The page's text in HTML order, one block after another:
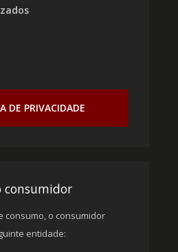
DE PRIVACIDADE
consumidor
consumo, o consumidor
entidade: